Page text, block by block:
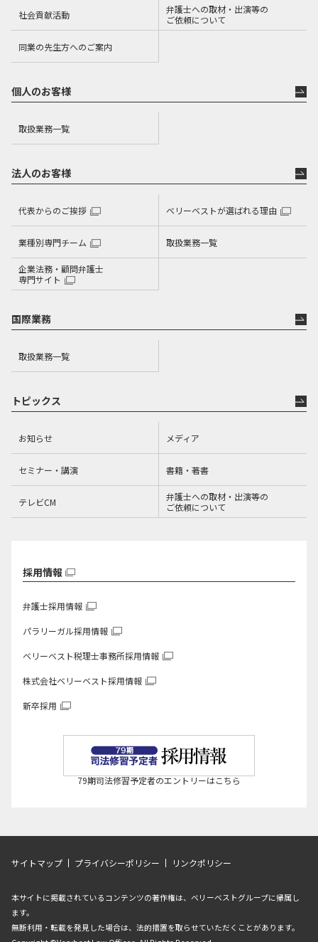
分析し、見通しや問題点を真摯に説明するよう努めており
ます。
社会貢献活動
弁護士への取材・出演等の
ご依頼について
同業の先生方へのご案内
個人のお客様
取扱業務一覧
法人のお客様
代表からのご挨拶 ベリーベストが選ばれる理由
業種別専門チーム 取扱業務一覧
企業法務・顧問弁護士
専門サイト
国際業務
取扱業務一覧
トピックス
お知らせ メディア
セミナー・講演 書籍・著書
テレビCM
弁護士への取材・出演等の
ご依頼について
採用情報
弁護士採用情報
パラリーガル採用情報
ベリーベスト税理士事務所採用情報
株式会社ベリーベスト採用情報
新卒採用
79期司法修習予定者のエントリーはこちら
サイトマップ プライバシーポリシー リンクポリシー
本サイトに掲載されているコンテンツの著作権は、ベリーベストグループに帰属し
ます。
無断利用・転載を発見した場合は、法的措置を取らせていただくことがあります。